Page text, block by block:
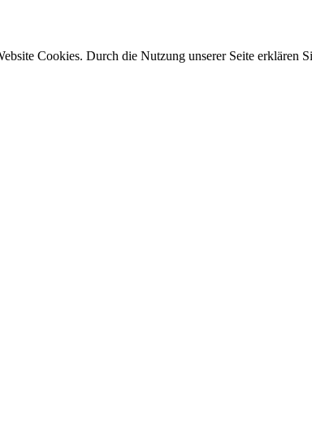
Cookies. Durch die Nutzung unserer Seite erklären